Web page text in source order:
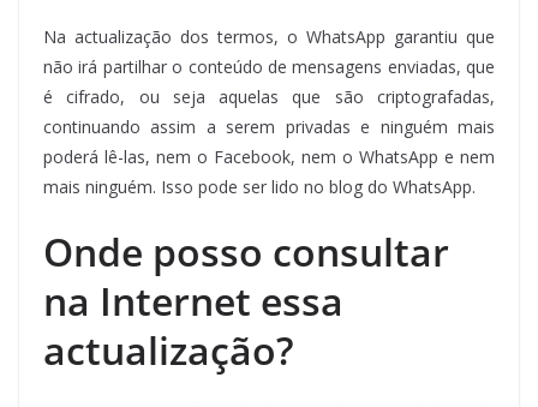
Na actualização dos termos, o WhatsApp garantiu que
não irá partilhar o conteúdo de mensagens enviadas, que
é cifrado, ou seja aquelas que são criptografadas,
continuando assim a serem privadas e ninguém mais
poderá lê-las, nem o Facebook, nem o WhatsApp e nem
mais ninguém. Isso pode ser lido no blog do WhatsApp.
Onde posso consultar
na Internet essa
actualização?